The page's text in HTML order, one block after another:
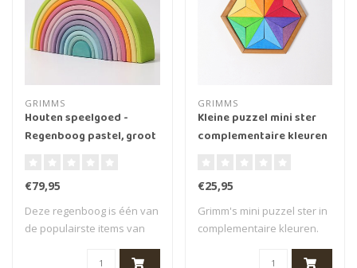
GRIMMS
Houten speelgoed -
Regenboog pastel, groot
€79,95
Deze regenboog is één van
de populairste items van
GRIMMS
Kleine puzzel mini ster
complementaire kleuren
€25,95
Grimm's mini puzzel ster in
complementaire kleuren.